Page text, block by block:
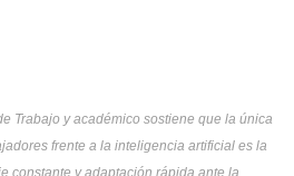
Trabajo y académico sostiene que la única
frente a la inteligencia artificial es la
constante y adaptación rápida ante la